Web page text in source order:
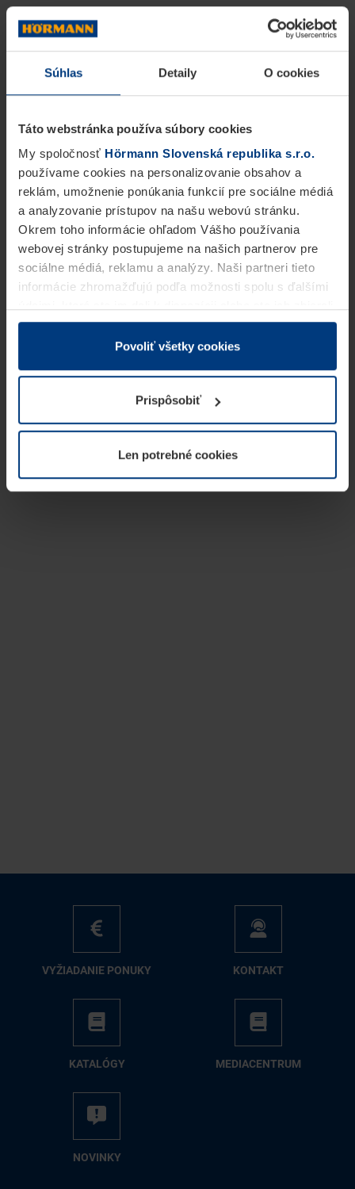
Súhlas Detaily O cookies
Táto webstránka používa súbory cookies
My spoločnosť Hörmann Slovenská republika s.r.o.
používame cookies na personalizovanie obsahov a
reklám, umožnenie ponúkania funkcií pre sociálne médiá
a analyzovanie prístupov na našu webovú stránku.
Okrem toho informácie ohľadom Vášho používania
webovej stránky postupujeme na našich partnerov pre
sociálne médiá, reklamu a analýzy. Naši partneri tieto
informácie zhromažďujú podľa možnosti spolu s ďalšími
v rámci Vášho využívania služieb.
Z právneho hľadiska môžeme cookies ukladať na Vašom
prevádzku tejto stránky. Pre všetky ostatné typy cookie
potrebujeme Vaše povolenie. Vaše povolenie môžete
kedykoľvek zmeniť alebo odvolať vo vysvetlení cookie
našej webovej stránky.
Povoliť všetky cookies
Prispôsobiť
Len potrebné cookies
VY­ŽIA­DA­NIE PO­NU­KY KON­TAKT
KA­TA­LÓ­GY ME­DIA­CEN­TRUM
NO­VIN­KY